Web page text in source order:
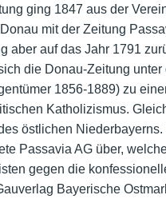
ging 1847 aus der
mit der Zeitung
aber auf das Jahr 1791
die Donau-Zeitung unter
1856-1889) zu
Katholizismus.
östlichen
Passavia AG über,
gegen die
Bayerische